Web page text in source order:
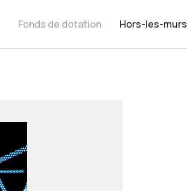
Fonds de dotation Hors-les-murs